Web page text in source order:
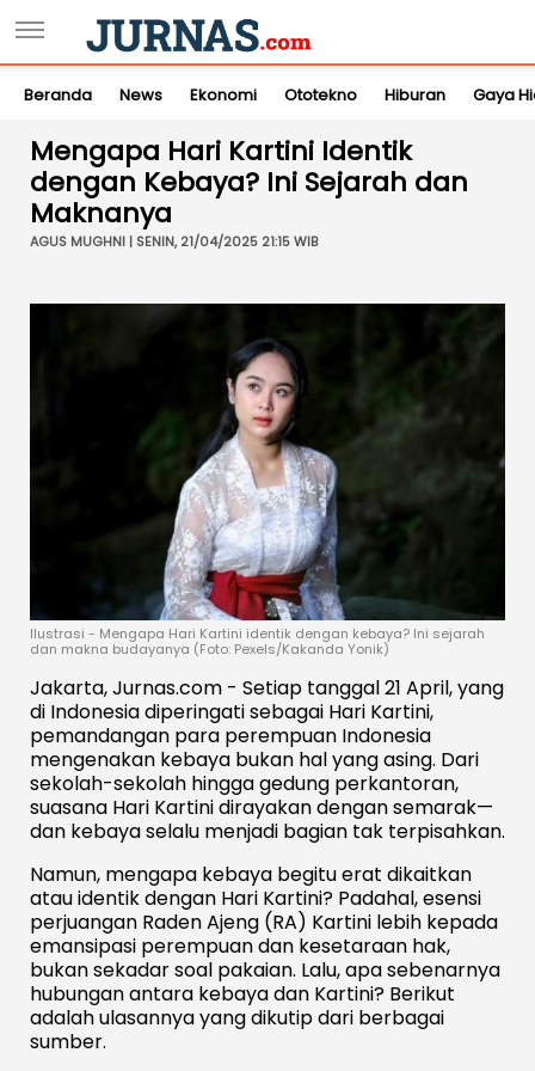
Beranda News Ekonomi Ototekno Hiburan Gaya
Mengapa Hari Kartini Identik
dengan Kebaya? Ini Sejarah dan
Maknanya
AGUS MUGHNI | SENIN, 21/04/2025 21:15 WIB
Ilustrasi - Mengapa Hari Kartini identik dengan kebaya? Ini sejarah
dan makna budayanya (Foto: Pexels/Kakanda Yonik)
Jakarta, Jurnas.com - Setiap tanggal 21 April, yang
di Indonesia diperingati sebagai Hari Kartini,
pemandangan para perempuan Indonesia
mengenakan kebaya bukan hal yang asing. Dari
sekolah-sekolah hingga gedung perkantoran,
suasana Hari Kartini dirayakan dengan semarak—
dan kebaya selalu menjadi bagian tak terpisahkan.
Namun, mengapa kebaya begitu erat dikaitkan
atau identik dengan Hari Kartini? Padahal, esensi
perjuangan Raden Ajeng (RA) Kartini lebih kepada
emansipasi perempuan dan kesetaraan hak,
bukan sekadar soal pakaian. Lalu, apa sebenarnya
hubungan antara kebaya dan Kartini? Berikut
adalah ulasannya yang dikutip dari berbagai
sumber.